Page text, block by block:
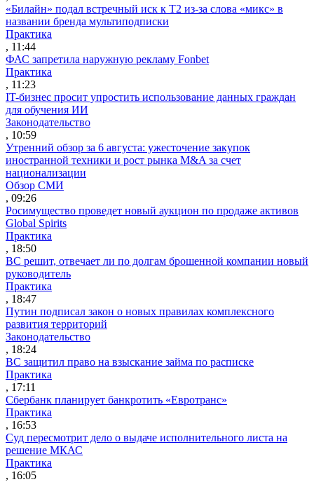
«Билайн» подал встречный иск к Т2 из-за слова «микс» в
названии бренда мультиподписки
Практика
, 11:44
ФАС запретила наружную рекламу Fonbet
Практика
, 11:23
IT-бизнес просит упростить использование данных граждан
для обучения ИИ
Законодательство
, 10:59
Утренний обзор за 6 августа: ужесточение закупок
иностранной техники и рост рынка M&A за счет
национализации
Обзор СМИ
, 09:26
Росимущество проведет новый аукцион по продаже активов
Global Spirits
Практика
, 18:50
ВС решит, отвечает ли по долгам брошенной компании новый
руководитель
Практика
, 18:47
Путин подписал закон о новых правилах комплексного
развития территорий
Законодательство
, 18:24
ВС защитил право на взыскание займа по расписке
Практика
, 17:11
Сбербанк планирует банкротить «Евротранс»
Практика
, 16:53
Суд пересмотрит дело о выдаче исполнительного листа на
решение МКАС
Практика
, 16:05